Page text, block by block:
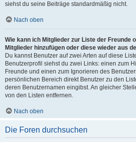
siehst du seine Beiträge standardmäßig nicht.
Nach oben
Wie kann ich Mitglieder zur Liste der Freunde
Mitglieder hinzufügen oder diese wieder aus
Du kannst Benutzer auf zwei Arten auf diese
Benutzerprofil siehst du zwei Links: einen zum
Freunde und einen zum Ignorieren des
persönlichen Bereich direkt Benutzer zu den
deren Benutzernamen eingibst. An gleicher
von den Listen entfernen.
Nach oben
Die Foren durchsuchen